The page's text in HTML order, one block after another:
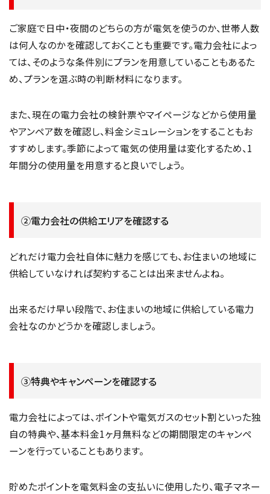
ご家庭で日中・夜間のどちらの方が電気を使うのか、世帯人数
は何人なのかを確認しておくことも重要です。電力会社によっ
ては、そのような条件別にプランを用意していることもあるた
め、プランを選ぶ時の判断材料になります。
また、現在の電力会社の検針票やマイページなどから使用量
やアンペア数を確認し、料金シミュレーションをすることもお
すすめします。季節によって電気の使用量は変化するため、1
年間分の使用量を用意すると良いでしょう。
②電力会社の供給エリアを確認する
どれだけ電力会社自体に魅力を感じても、お住まいの地域に
供給していなければ契約することは出来ませんよね。
出来るだけ早い段階で、お住まいの地域に供給している電力
会社なのかどうかを確認しましょう。
③特典やキャンペーンを確認する
電力会社によっては、ポイントや電気ガスのセット割といった独
自の特典や、基本料金1ヶ月無料などの期間限定のキャンペ
ーンを行っていることもあります。
貯めたポイントを電気料金の支払いに使用したり、電子マネー